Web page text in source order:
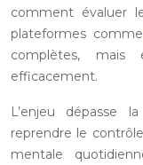
comment évaluer
plateformes
complètes, mais
efficacement.
L’enjeu dépasse
reprendre le
mentale